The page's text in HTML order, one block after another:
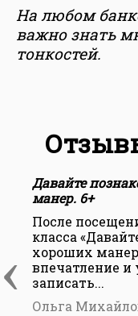
На любом
важно знать
тонкостей.
‹
Давайте
манер. 6+
После
класса
хороших
впечатление и
записать...
Ольга